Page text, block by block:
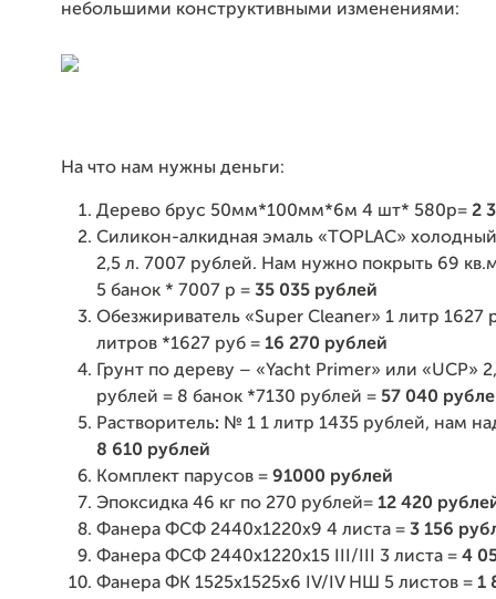
небольшими конструктивными изменениями:
На что нам нужны деньги:
Дерево брус 50мм*100мм*6м 4 шт* 580р= 2
Силикон-алкидная эмаль «TOPLAC»
2,5 л. 7007 рублей. Нам нужно покрыть 69
5 банок * 7007 р = 35 035 рублей
Обезжириватель «Super Cleaner» 1 литр 1627
литров *1627 руб = 16 270 рублей
Грунт по дереву – «Yacht Primer» или «UCP»
рублей = 8 банок *7130 рублей = 57 040
Растворитель: № 1 1 литр 1435 рублей, нам
8 610 рублей
Комплект парусов = 91000 рублей
Эпоксидка 46 кг по 270 рублей= 12 420
Фанера ФСФ 2440х1220х9 4 листа = 3 156
Фанера ФСФ 2440х1220х15 III/III 3 листа = 4
Фанера ФК 1525х1525х6 IV/IV НШ 5 листов = 1